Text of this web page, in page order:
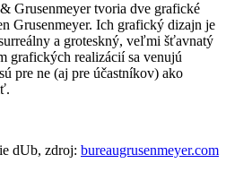
Grusenmeyer tvoria dve grafické
Grusenmeyer. Ich grafický dizajn je
a groteskný, veľmi šťavnatý
grafických realizácií sa venujú
pre ne (aj pre účastníkov) ako
dUb, zdroj: bureaugrusenmeyer.com